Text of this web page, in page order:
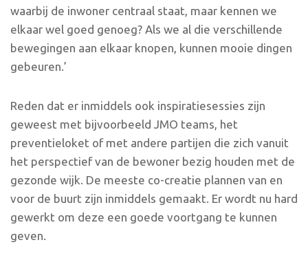
waarbij de inwoner centraal staat, maar kennen we
elkaar wel goed genoeg? Als we al die verschillende
bewegingen aan elkaar knopen, kunnen mooie dingen
gebeuren.’
Reden dat er inmiddels ook inspiratiesessies zijn
geweest met bijvoorbeeld JMO teams, het
preventieloket of met andere partijen die zich vanuit
het perspectief van de bewoner bezig houden met de
gezonde wijk. De meeste co-creatie plannen van en
voor de buurt zijn inmiddels gemaakt. Er wordt nu hard
gewerkt om deze een goede voortgang te kunnen
geven.